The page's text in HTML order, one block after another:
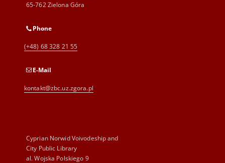
65-762 Zielona Góra
Phone
(+48) 68 328 21 55
E-Mail
kontakt@zbc.uz.zgora.pl
Cyprian Norwid Voivodeship and
City Public Library
al. Wojska Polskiego 9